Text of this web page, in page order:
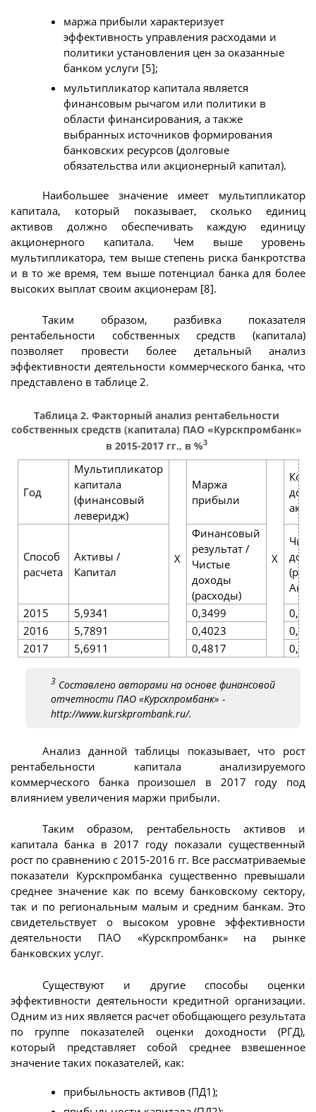
маржа прибыли характеризует
эффективность управления расходами и
политики установления цен за оказанные
банком услуги [5];
мультипликатор капитала является
финансовым рычагом или политики в
области финансирования, а также
выбранных источников формирования
банковских ресурсов (долговые
обязательства или акционерный капитал).
Наибольшее значение имеет мультипликатор
капитала, который показывает, сколько единиц
активов должно обеспечивать каждую единицу
акционерного капитала. Чем выше уровень
мультипликатора, тем выше степень риска банкротства
и в то же время, тем выше потенциал банка для более
высоких выплат своим акционерам [8].
Таким образом, разбивка показателя
рентабельности собственных средств (капитала)
позволяет провести более детальный анализ
эффективности деятельности коммерческого банка, что
представлено в таблице 2.
Таблица 2. Факторный анализ рентабельности
собственных средств (капитала) ПАО «Курскпромбанк»
в 2015-2017 гг., в %3
Год
Мультипликатор
капитала
(финансовый
леверидж)
X
Маржа
прибыли
X
Способ
расчета
Активы /
Капитал
Финансовый
результат /
Чистые
доходы
(расходы)
2015
5,9341 0,3499
2016
5,7891 0,4023
2017
5,6911 0,4817
3 Составлено авторами на основе финансовой
отчетности ПАО «Курскпромбанк» -
http://www.kurskprombank.ru/.
Анализ данной таблицы показывает, что рост
рентабельности капитала анализируемого
коммерческого банка произошел в 2017 году под
влиянием увеличения маржи прибыли.
Таким образом, рентабельность активов и
капитала банка в 2017 году показали существенный
рост по сравнению с 2015-2016 гг. Все рассматриваемые
показатели Курскпромбанка существенно превышали
среднее значение как по всему банковскому сектору,
так и по региональным малым и средним банкам. Это
свидетельствует о высоком уровне эффективности
деятельности ПАО «Курскпромбанк» на рынке
банковских услуг.
Существуют и другие способы оценки
эффективности деятельности кредитной организации.
Одним из них является расчет обобщающего результата
по группе показателей оценки доходности (РГД),
который представляет собой среднее взвешенное
значение таких показателей, как:
прибыльность активов (ПД1);